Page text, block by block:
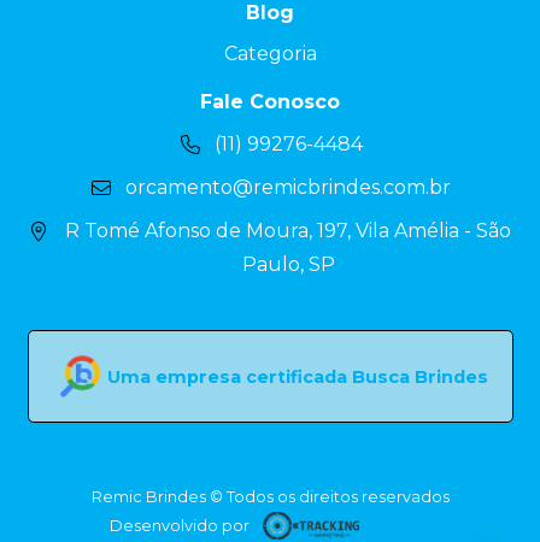
Blog
Categoria
Fale Conosco
(11) 99276-4484
orcamento@remicbrindes.com.br
R Tomé Afonso de Moura, 197, Vila Amélia - São
Paulo, SP
Uma empresa certificada Busca Brindes
Remic Brindes © Todos os direitos reservados
Desenvolvido por